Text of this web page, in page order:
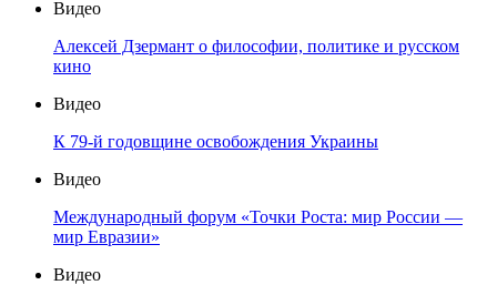
Видео
Алексей Дзермант о философии, политике и русском
кино
Видео
К 79-й годовщине освобождения Украины
Видео
Международный форум «Точки Роста: мир России —
мир Евразии»
Видео